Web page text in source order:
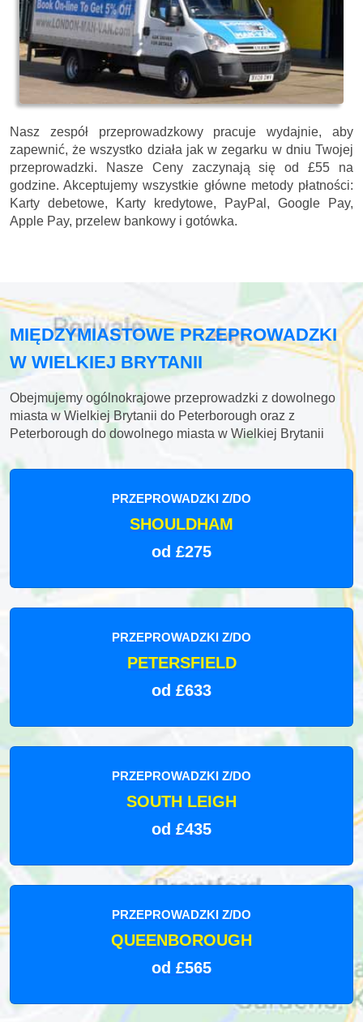
Nasz zespół przeprowadzkowy pracuje wydajnie, aby
zapewnić, że wszystko działa jak w zegarku w dniu Twojej
przeprowadzki. Nasze Ceny zaczynają się od £55 na
godzine. Akceptujemy wszystkie główne metody płatności:
Karty debetowe, Karty kredytowe, PayPal, Google Pay,
Apple Pay, przelew bankowy i gotówka.
MIĘDZYMIASTOWE PRZEPROWADZKI
W WIELKIEJ BRYTANII
Obejmujemy ogólnokrajowe przeprowadzki z dowolnego
miasta w Wielkiej Brytanii do Peterborough oraz z
Peterborough do dowolnego miasta w Wielkiej Brytanii
PRZEPROWADZKI Z/DO
SHOULDHAM
od £275
PRZEPROWADZKI Z/DO
PETERSFIELD
od £633
PRZEPROWADZKI Z/DO
SOUTH LEIGH
od £435
PRZEPROWADZKI Z/DO
QUEENBOROUGH
od £565